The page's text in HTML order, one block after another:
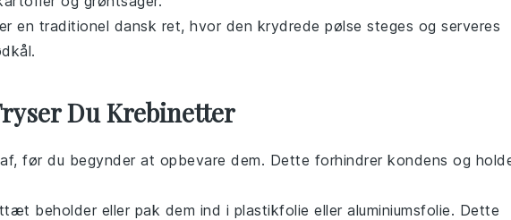
en traditionel dansk ret, hvor den krydrede pølse steges og serveres
.
Du Krebinetter
før du begynder at opbevare dem. Dette forhindrer kondens og
beholder eller pak dem ind i plastikfolie eller aluminiumsfolie. Dette